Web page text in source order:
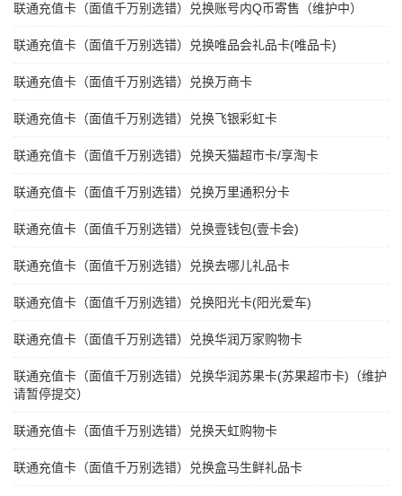
联通充值卡（面值千万别选错）兑换账号内Q币寄售（维护中）
联通充值卡（面值千万别选错）兑换唯品会礼品卡(唯品卡)
联通充值卡（面值千万别选错）兑换万商卡
联通充值卡（面值千万别选错）兑换飞银彩虹卡
联通充值卡（面值千万别选错）兑换天猫超市卡/享淘卡
联通充值卡（面值千万别选错）兑换万里通积分卡
联通充值卡（面值千万别选错）兑换壹钱包(壹卡会)
联通充值卡（面值千万别选错）兑换去哪儿礼品卡
联通充值卡（面值千万别选错）兑换阳光卡(阳光爱车)
联通充值卡（面值千万别选错）兑换华润万家购物卡
联通充值卡（面值千万别选错）兑换华润苏果卡(苏果超市卡)（维护
请暂停提交）
联通充值卡（面值千万别选错）兑换天虹购物卡
联通充值卡（面值千万别选错）兑换盒马生鲜礼品卡